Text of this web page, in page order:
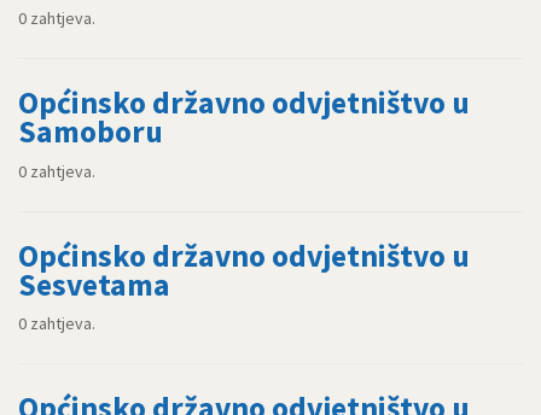
0 zahtjeva.
Općinsko državno odvjetništvo u
Samoboru
0 zahtjeva.
Općinsko državno odvjetništvo u
Sesvetama
0 zahtjeva.